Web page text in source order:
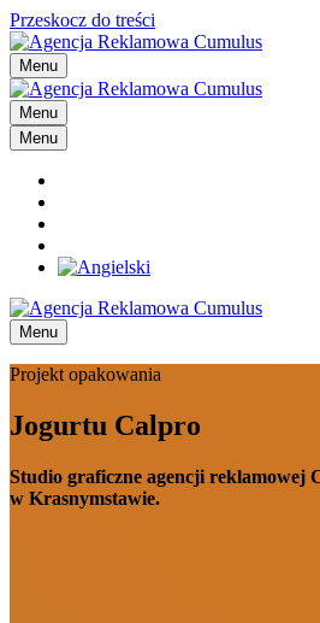
Przeskocz do treści
Menu
Menu
Menu
Menu
Projekt opakowania
Jogurtu Calpro
Studio graficzne agencji reklamowej
w Krasnymstawie.